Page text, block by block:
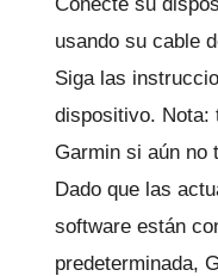
usando su cable
Siga las
dispositivo. Nota:
Garmin si aún no
Dado que las
software están
predeterminada,